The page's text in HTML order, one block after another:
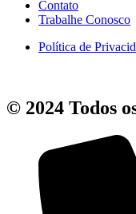
Contato
Trabalhe Conosco
Política de
© 2024 Todos